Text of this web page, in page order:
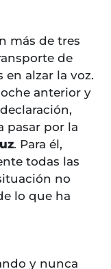
más de tres
de
alzar la voz.
anterior y
pasar por la
. Para él,
todas las
no
lo que ha
y nunca